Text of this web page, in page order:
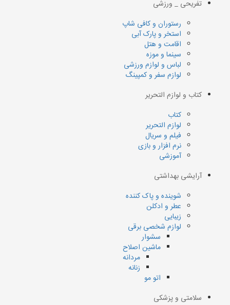
تفریحی _ ورزشی
رستوران و کافی شاپ
استخر و پارک آبی
اقامت و هتل
سینما و موزه
لباس و لوازم ورزشی
لوازم سفر و کمپینگ
کتاب و لوازم التحریر
کتاب
لوازم التحریر
فیلم و سریال
نرم افزار و بازی
آموزشی
آرایشی بهداشتی
شوینده و پاک کننده
عطر و ادکلن
زیبایی
لوازم شخصی برقی
سشوار
ماشین اصلاح
مردانه
زنانه
اتو مو
سلامتی و پزشکی